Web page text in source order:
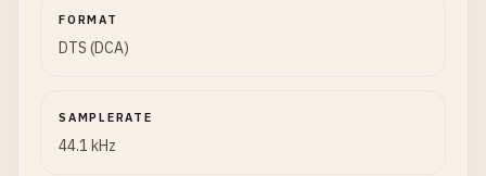
FORMAT
DTS (DCA)
SAMPLERATE
44.1 kHz